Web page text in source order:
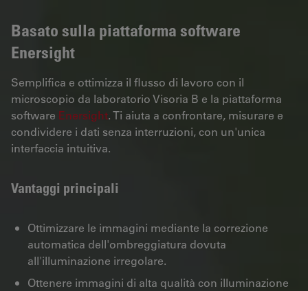
Basato sulla piattaforma software
Enersight
Semplifica e ottimizza il flusso di lavoro con il
microscopio da laboratorio Visoria B e la piattaforma
software Enersight. Ti aiuta a confrontare, misurare e
condividere i dati senza interruzioni, con un'unica
interfaccia intuitiva.
Vantaggi principali
Ottimizzare le immagini mediante la correzione
automatica dell'ombreggiatura dovuta
all'illuminazione irregolare.
Ottenere immagini di alta qualità con illuminazione